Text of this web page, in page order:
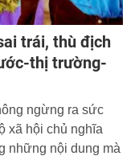
trái, thù địch
thị trường-
ngừng ra sức
xã hội chủ nghĩa
những nội dung mà